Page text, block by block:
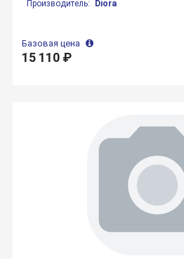
Производитель: Diora
Базовая цена
15 110 ₽